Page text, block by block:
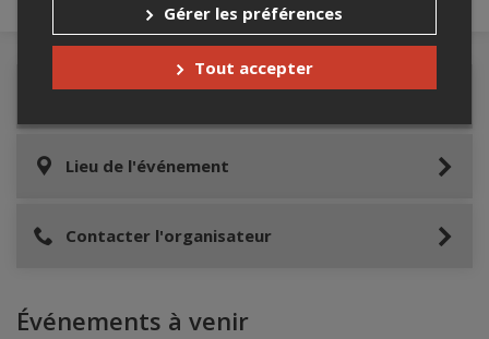
Détails de l'événement
Lieu de l'événement
Contacter l'organisateur
Événements à venir
Gérer les préférences
Tout accepter